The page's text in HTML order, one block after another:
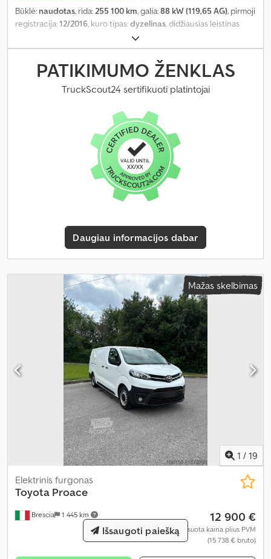
Būklė: naudotas, rida:255 100 km, galia:88 kW (119,65 AG), pirmoji
registracija:12/2016, kuro tipas:dyzelinas, didžiausias leistinas
2 300 kg
spalva:balta, pavaros tipas:mechaninis, emisijos klasė:Euro 6,
sėdimų vietų skaičius:
, krovimo vietos ilgis:2 100 mm
, Gamybos
metai:2016,
PATIKIMUMO ŽENKLAS
TruckScout24 sertifikuoti platintojai
Daugiau informacijos dabar
Mažas skelbimas
1 / 19
Brescia 1 445 km
Elektrinis furgonas
Toyota Proace
12 900 €
Fiksuota kaina plius PVM
(15 738 € bruto)
Išsaugoti paiešką